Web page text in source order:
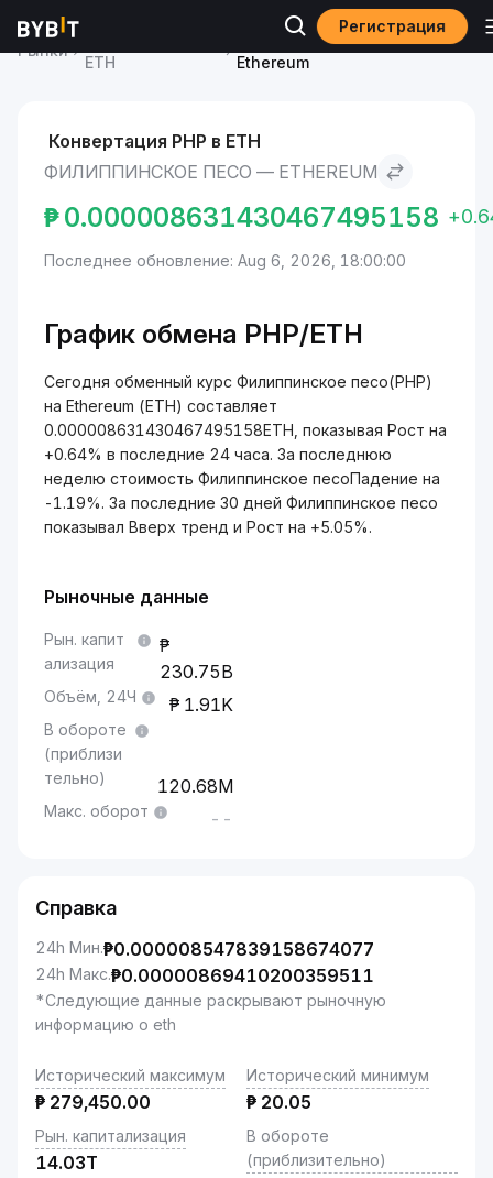
Регистрация
Рынки
ETH
Филиппинское песо to
Ethereum
Конвертация PHP в ETH
ФИЛИППИНСКОЕ ПЕСО — ETHEREUM
₱0.000008631430467495158
Последнее обновление: Aug 6, 2026, 18:00:00
График обмена PHP/ETH
Сегодня обменный курс Филиппинское песо(PHP)
на Ethereum (ETH) составляет
0.000008631430467495158ETH, показывая Рост на
+0.64% в последние 24 часа. За последнюю
неделю стоимость Филиппинское песоПадение на
-1.19%. За последние 30 дней Филиппинское песо
показывал Вверх тренд и Рост на +5.05%.
Рыночные данные
Рын. капит
ализация
230.75B
Объём, 24Ч 1.91K
В обороте
(приблизи
тельно)
120.68M
Макс. оборот --
Справка
24h Мин.₱0.000008547839158674077
24h Макс.₱0.00000869410200359511
*Следующие данные раскрывают рыночную
информацию о eth
Исторический максимум
₱ 279,450.00
Исторический минимум
₱ 20.05
Рын. капитализация
14.03T
В обороте
(приблизительно)